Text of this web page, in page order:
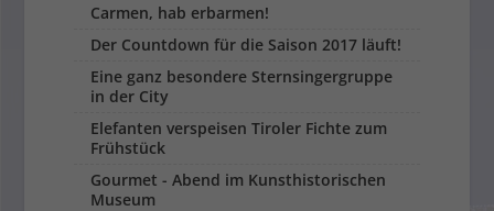
Carmen, hab erbarmen!
Der Countdown für die Saison 2017 läuft!
Eine ganz besondere Sternsingergruppe
in der City
Elefanten verspeisen Tiroler Fichte zum
Frühstück
Gourmet - Abend im Kunsthistorischen
Museum